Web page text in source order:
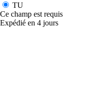
TU
Ce champ est requis
Expédié en 4 jours